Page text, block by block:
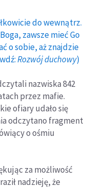
do wewnątrz.
zawsze mieć Go
o sobie, aż znajdzie
Rozwój duchowy)
nazwiska 842
przez mafie.
ofiary udało się
odczytano fragment
o ośmiu
za możliwość
nadzieję, że